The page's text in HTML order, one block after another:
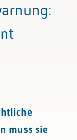
:
muss sie